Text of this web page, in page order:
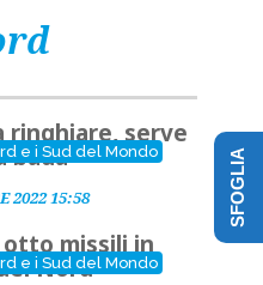
e i Sud del Mondo
ringhiare, serve
bada
2022 15:58
e i Sud del Mondo
otto missili in
Nord
SFOGLIA